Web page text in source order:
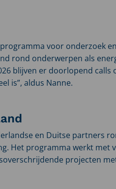
voor onderzoek
rond onderwerpen als
blijven er doorlopend calls
is”, aldus Nanne.
en Duitse partners
Het programma werkt met
projecten